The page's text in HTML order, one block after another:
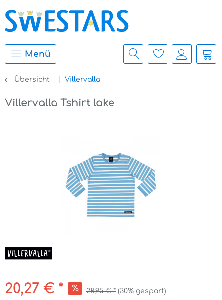
Menü
Übersicht Villervalla
Villervalla Tshirt lake
20,27 € * 28,95 € * (30% gespart)